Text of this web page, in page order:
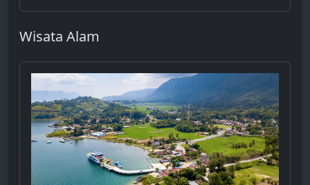
Wisata Alam